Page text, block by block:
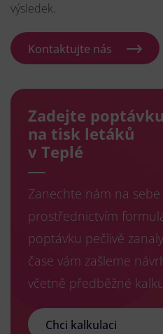
výsledek.
Kontaktujte nás
Zadejte poptávku
na tisk letáků
v Teplé
Zanechte nám na
prostřednictvím
poptávku pečlivě
čase vám zašleme
včetně předběžné
Chci kalkulaci